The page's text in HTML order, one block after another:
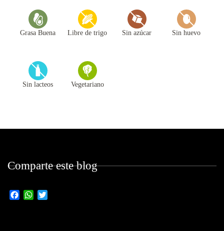
Grasa Buena Libre de trigo Sin azúcar Sin huevo
Sin lacteos Vegetariano
Comparte este blog